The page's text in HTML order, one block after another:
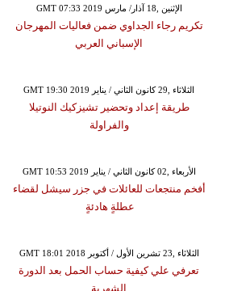
GMT 07:33 2019 الإثنين ,18 آذار/ مارس
تكريم رجاء الجداوي ضمن فعاليات المهرجان
الإسباني العربي
GMT 19:30 2019 الثلاثاء ,29 كانون الثاني / يناير
طريقة إعداد وتحضير تشيزكيك النوتيلا
والفراولة
GMT 10:53 2019 الأربعاء ,02 كانون الثاني / يناير
أفخم منتجعات للعائلات في جزر سيشل لقضاء
عطلةٍ هادئةٍ
GMT 18:01 2018 الثلاثاء ,23 تشرين الأول / أكتوبر
تعرفي علي كيفية حساب الحمل بعد الدورة
الشهرية